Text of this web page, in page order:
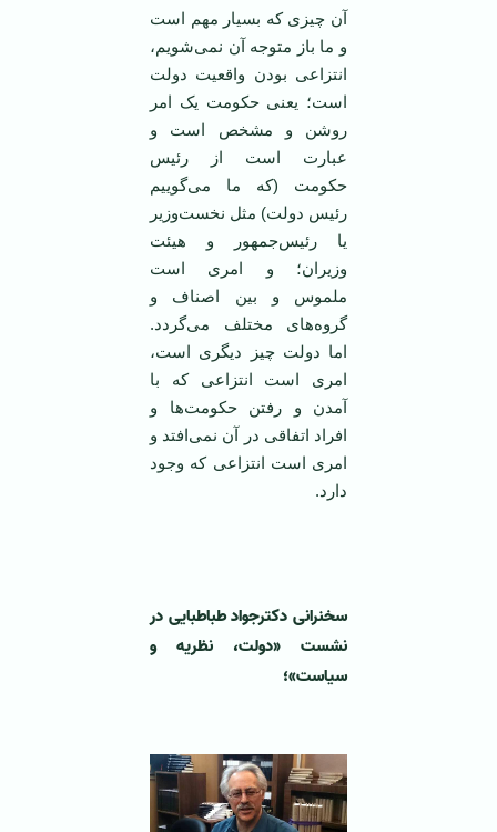
آن چیزی که بسیار مهم است
و ما باز متوجه آن نمی‌شویم،
انتزاعی بودن واقعیت دولت
است؛ یعنی حکومت یک امر
روشن و مشخص است و
عبارت است از رئیس
حکومت (که ما می‌گوییم
رئیس دولت) مثل نخست‌وزیر
یا رئیس‌جمهور و هیئت
وزیران؛ و امری است
ملموس و بین اصناف و
گروه‌های مختلف می‌گردد.
اما دولت چیز دیگری است،
امری است انتزاعی که با
آمدن و رفتن حکومت‌ها و
افراد اتفاقی در آن نمی‌افتد و
امری است انتزاعی که وجود
دارد.
سخنرانی دکترجواد طباطبایی در
نشست «دولت، نظریه و
سیاست»؛